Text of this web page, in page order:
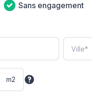
Sans engagement